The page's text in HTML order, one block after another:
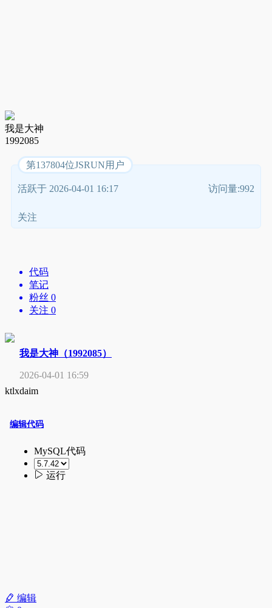
我是大神
1992085
第137804位JSRUN用户
活跃于 2026-04-01 16:17 访问量:992
关注
代码
笔记
粉丝 0
关注 0
我是大神（1992085）
2026-04-01 16:59
ktlxdaim
编辑